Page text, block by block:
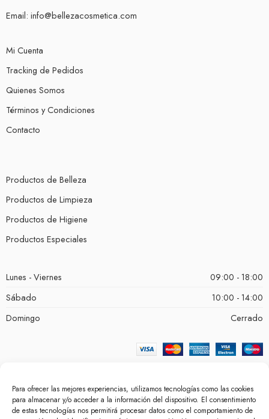
Para ofrecer las mejores experiencias, utilizamos tecnologías como las cookies
para almacenar y/o acceder a la información del dispositivo. El consentimiento
de estas tecnologías nos permitirá procesar datos como el comportamiento de
Email: info@bellezacosmetica.com
Mi Cuenta
Tracking de Pedidos
Quienes Somos
Términos y Condiciones
Contacto
Productos de Belleza
Productos de Limpieza
Productos de Higiene
Productos Especiales
Lunes - Viernes
09:00 - 18:00
Sábado
10:00 - 14:00
Domingo
Cerrado